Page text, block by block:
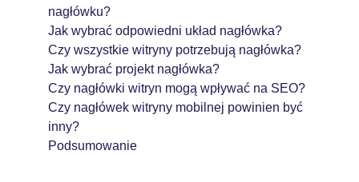
nagłówku?
Jak wybrać odpowiedni układ nagłówka?
Czy wszystkie witryny potrzebują nagłówka?
Jak wybrać projekt nagłówka?
Czy nagłówki witryn mogą wpływać na SEO?
Czy nagłówek witryny mobilnej powinien być
inny?
Podsumowanie